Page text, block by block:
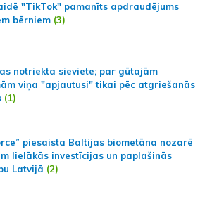
"TikTok" pamanīts apdraudējums
bērniem (3)
notriekta sieviete; par gūtajām
viņa "apjautusi" tikai pēc atgriešanās
(1)
piesaista Baltijas biometāna nozarē
lielākās investīcijas un paplašinās
Latvijā (2)